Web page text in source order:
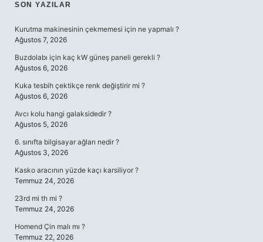
SIDEBAR
SON YAZILAR
Kurutma makinesinin çekmemesi için ne yapmalı ?
Ağustos 7, 2026
Buzdolabı için kaç kW güneş paneli gerekli ?
Ağustos 6, 2026
Kuka tesbih çektikçe renk değiştirir mi ?
Ağustos 6, 2026
Avcı kolu hangi galaksidedir ?
Ağustos 5, 2026
6. sınıfta bilgisayar ağları nedir ?
Ağustos 3, 2026
Kasko aracının yüzde kaçı karsiliyor ?
Temmuz 24, 2026
23rd mi th mi ?
Temmuz 24, 2026
Homend Çin malı mı ?
Temmuz 22, 2026